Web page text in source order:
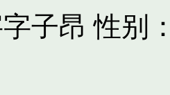
子昂 性别